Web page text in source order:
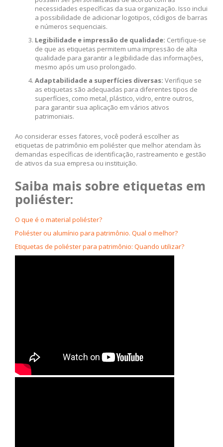
necessidades específicas da sua organização. Isso inclui
a possibilidade de adicionar logotipos, códigos de barras
e números sequenciais.
Legibilidade e impressão de qualidade: Certifique-se
de que as etiquetas permitem uma impressão de alta
qualidade para garantir a legibilidade das informações,
mesmo após um uso prolongado.
Adaptabilidade a superfícies diversas: Verifique se
as etiquetas são adequadas para diferentes tipos de
superfícies, como metal, plástico, vidro, entre outros,
para garantir sua aplicação em vários ativos
patrimoniais.
Ao considerar esses fatores, você poderá escolher as
etiquetas de patrimônio em poliéster que melhor atendam às
demandas específicas de identificação, rastreamento e gestão
de ativos da sua empresa ou instituição.
Saiba mais sobre etiquetas em
poliéster:
O que é o material poliéster?
Poliéster ou alumínio para patrimônio. Qual o melhor?
Etiquetas de poliéster para patrimônio: Quando utilizar?